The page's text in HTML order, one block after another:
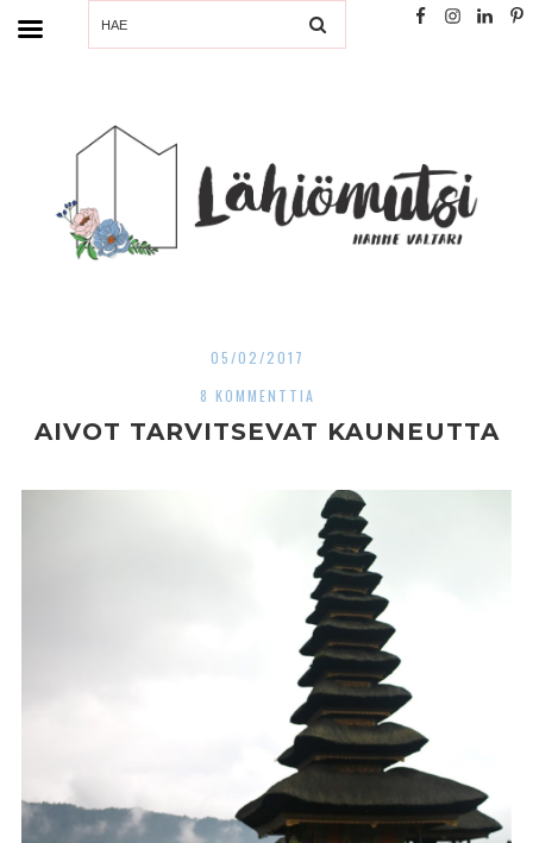
SEARCH
05/02/2017
8 KOMMENTTIA
AIVOT TARVITSEVAT KAUNEUTTA